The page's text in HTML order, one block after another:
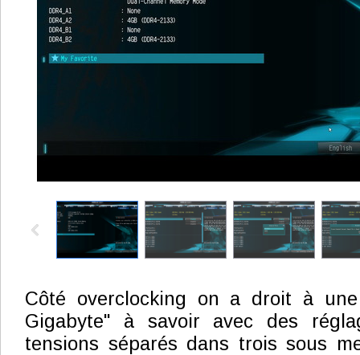
Côté overclocking on a droit à
Gigabyte" à savoir avec des
tensions séparés dans trois sous